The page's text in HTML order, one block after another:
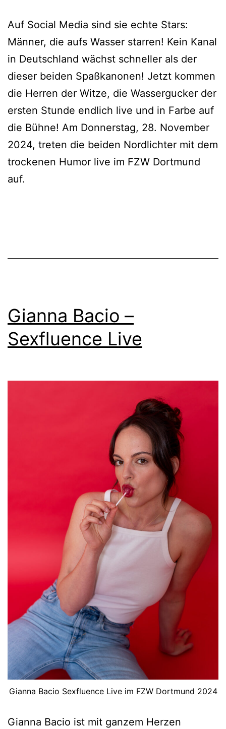
Auf Social Media sind sie echte Stars:
Männer, die aufs Wasser starren! Kein Kanal
in Deutschland wächst schneller als der
dieser beiden Spaßkanonen! Jetzt kommen
die Herren der Witze, die Wassergucker der
ersten Stunde endlich live und in Farbe auf
die Bühne! Am Donnerstag, 28. November
2024, treten die beiden Nordlichter mit dem
trockenen Humor live im FZW Dortmund
auf.
Gianna Bacio –
Sexfluence Live
Gianna Bacio Sexfluence Live im FZW Dortmund 2024
Gianna Bacio ist mit ganzem Herzen